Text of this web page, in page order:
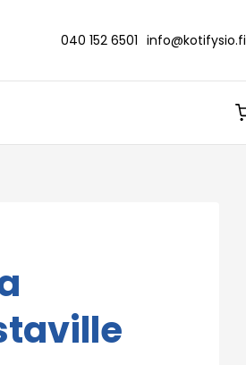
040 152 6501 info@kotifysio.fi